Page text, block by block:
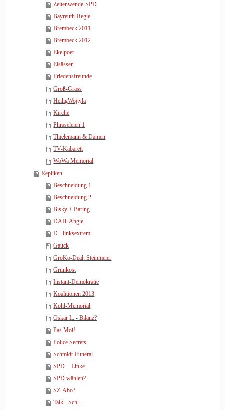
Zeitenwende-SPD
Bayreuth-Regie
Brembeck 2011
Brembeck 2012
Ekelpoet
Elsässer
Friedensfreunde
Groß-Grass
HeiligWojtyla
Kirche
Phraseleien 1
Thielemann & Damen
TV-Kabarett
WoWa Memorial
Repliken
Beschneidung 1
Beschneidung 2
Bisky + Baring
DAH-Angie
D - linksextrem
Gauck
GroKo-Deal: Steinmeier
Grünkost
Instant-Demokratie
Koalitionen 2013
Kohl-Memorial
Oskar L. - Bilanz?
Pas Moi!
Police Secrets
Schmidt-Funeral
SPD + Linke
SPD wählen?
SZ-Abo?
Talk - Sch...